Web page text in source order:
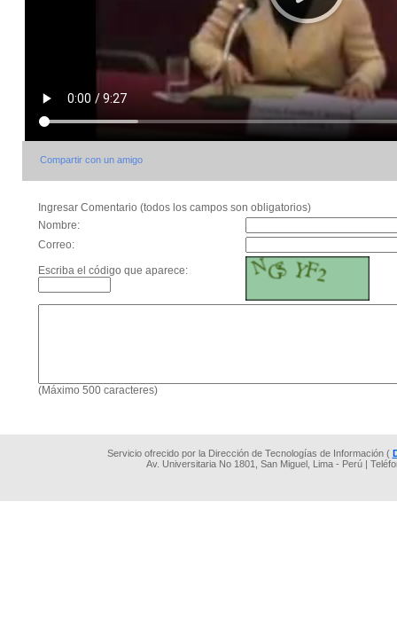
Compartir con un amigo
Ingresar Comentario (todos los campos son obligatorios)
Nombre:
Correo:
Escriba el código que aparece:
(Máximo 500 caracteres)
Servicio ofrecido por la Dirección de Tecnologías de Información (
Av. Universitaria No 1801, San Miguel, Lima - Perú |